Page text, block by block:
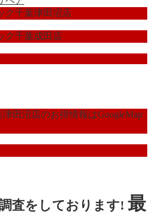
ク千葉津田沼店
ク千葉成田店
田沼店のお得情報はGoogleMap
査をしております! 最